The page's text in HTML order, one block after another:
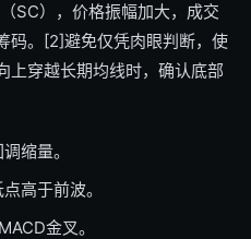
SC），价格振幅加大，成交
码。[2]避免仅凭肉眼判断，使
上穿越长期均线时，确认底部
缩量。
高于前波。
金叉。